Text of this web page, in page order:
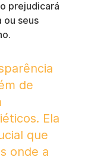
prejudicará
ou seus
de
Ela
que
onde a